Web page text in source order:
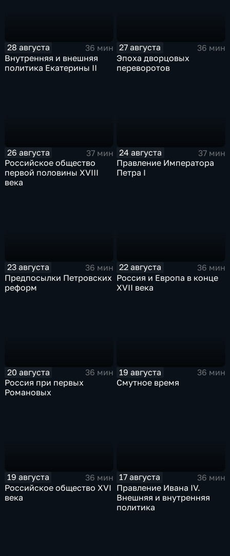
28 августа
36 мин
Внутренняя и внешняя
политика Екатерины II
27 августа
36 мин
Эпоха дворцовых
переворотов
26 августа
37 мин
Российское общество
первой половины XVIII
века
24 августа
37 мин
Правление Императора
Петра I
23 августа
36 мин
Предпосылки Петровских
реформ
22 августа
36 мин
Россия и Европа в конце
XVII века
20 августа
36 мин
Россия при первых
Романовых
19 августа
36 мин
Смутное время
19 августа
36 мин
Российское общество XVI
века
17 августа
36 мин
Правление Ивана IV.
Внешняя и внутренняя
политика